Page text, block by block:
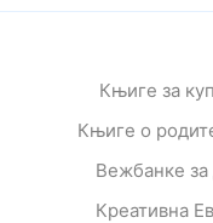
Књиге за
Књиге о
Вежбанке
Креативна